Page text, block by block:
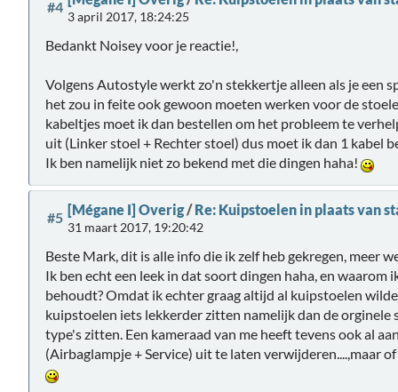
#4
3 april 2017, 18:24:25
Bedankt Noisey voor je reactie!,
Volgens Autostyle werkt zo'n stekkertje alleen als je een
het zou in feite ook gewoon moeten werken voor de
kabeltjes moet ik dan bestellen om het probleem te
uit (Linker stoel + Rechter stoel) dus moet ik dan 1 kabel
Ik ben namelijk niet zo bekend met die dingen haha!
#5 [Mégane I] Overig/Re: Kuipstoelen in plaats van
31 maart 2017, 19:20:42
Beste Mark, dit is alle info die ik zelf heb gekregen, meer
Ik ben echt een leek in dat soort dingen haha, en waarom
behoudt? Omdat ik echter graag altijd al kuipstoelen
kuipstoelen iets lekkerder zitten namelijk dan de
type's zitten. Een kameraad van me heeft tevens ook al
(Airbaglampje + Service) uit te laten verwijderen....,maar